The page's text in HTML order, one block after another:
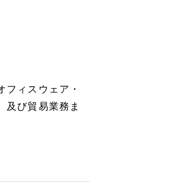
ィスウェア・
及び貿易業務ま